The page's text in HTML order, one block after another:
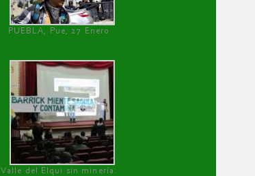
PUEBLA, Pue, 27 Enero
Valle del Elqui sin minería.